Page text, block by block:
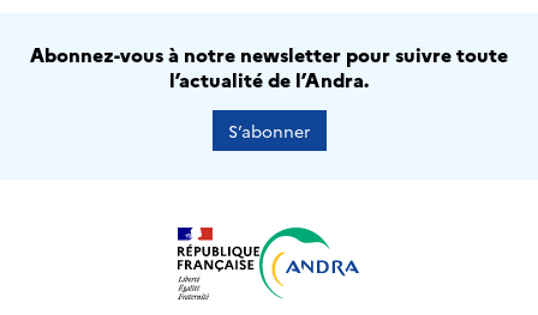
Abonnez-vous à notre newsletter pour suivre toute
l’actualité de l’Andra.
S’abonner